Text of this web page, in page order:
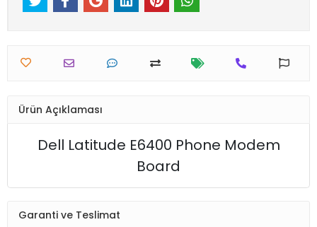
Ürün Açıklaması
Dell Latitude E6400 Phone Modem
Board
Garanti ve Teslimat